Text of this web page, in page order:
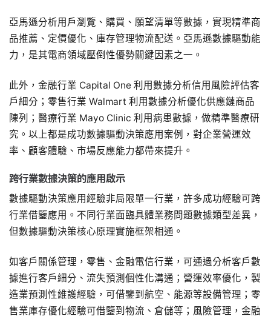
亞馬遜分析用戶瀏覽、購買、願望清單等數據，實現精準商
品推薦、定價優化、庫存管理物流配送。亞馬遜數據驅動能
力，是其電商領域壓倒性優勢關鍵因素之一。
此外，金融行業 Capital One 利用數據分析信用風險評估客
戶細分；零售行業 Walmart 利用數據分析優化供應鏈商品
陳列；醫療行業 Mayo Clinic 利用病患數據，做精準醫療研
究。以上都是成功數據驅動決策應用案例，對企業營運效
率、顧客體驗、市場反應能力都帶來提升。
跨行業數據決策的應用啟示
數據驅動決策應用經驗非局限單一行業，許多成功經驗可跨
行業借鑒應用。不同行業面臨具體業務問題數據類型差異，
但數據驅動決策核心原理實施框架相通。
如客戶關係管理，零售、金融電信行業，可通過分析客戶數
據進行客戶細分、流失預測個性化溝通；營運效率優化，製
造業預測性維護經驗，可借鑒到航空、能源等設備管理；零
售業庫存優化經驗可借鑒到物流、倉儲等；風險管理，金融